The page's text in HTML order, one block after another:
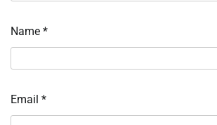
Name *
Email *